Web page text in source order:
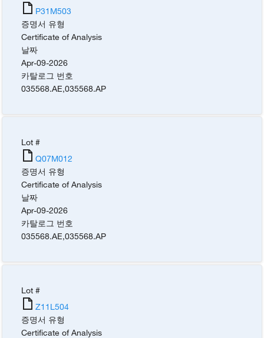
P31M503
증명서 유형
Certificate of Analysis
날짜
Apr-09-2026
카탈로그 번호
035568.AE,035568.AP
Lot #
Q07M012
증명서 유형
Certificate of Analysis
날짜
Apr-09-2026
카탈로그 번호
035568.AE,035568.AP
Lot #
Z11L504
증명서 유형
Certificate of Analysis